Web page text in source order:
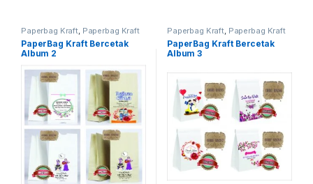
Paperbag Kraft, Paperbag Kraft
Bercetak
PaperBag Kraft Bercetak
Album 2
Paperbag Kraft, Paperbag Kraft
Bercetak
PaperBag Kraft Bercetak
Album 3